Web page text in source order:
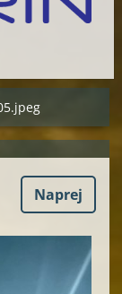
Naprej